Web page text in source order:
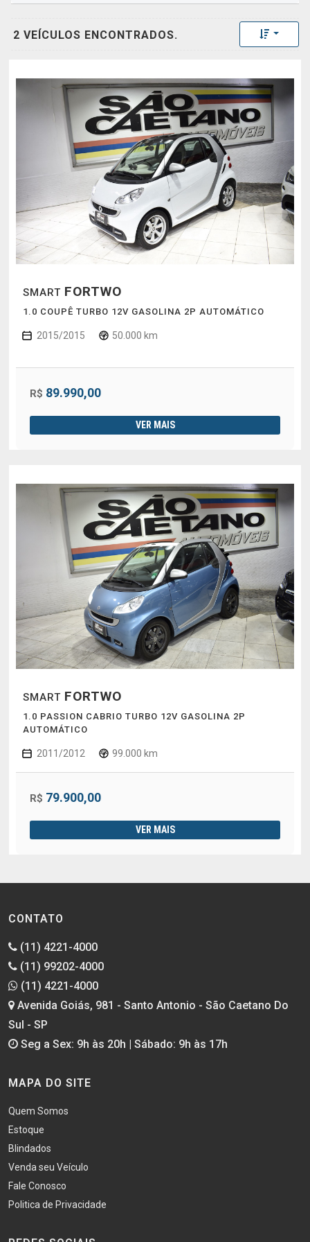
2 VEÍCULOS ENCONTRADOS. Toggle
SMART FORTWO
1.0 COUPÊ TURBO 12V GASOLINA 2P AUTOMÁTICO
2015/2015 50.000 km
R$ 89.990,00
VER MAIS
SMART FORTWO
1.0 PASSION CABRIO TURBO 12V GASOLINA 2P
AUTOMÁTICO
2011/2012 99.000 km
R$ 79.900,00
VER MAIS
CONTATO
(11) 4221-4000
(11) 99202-4000
(11) 4221-4000
Avenida Goiás, 981 - Santo Antonio - São Caetano Do
Sul - SP
Seg a Sex: 9h às 20h | Sábado: 9h às 17h
MAPA DO SITE
Quem Somos
Estoque
Blindados
Venda seu Veículo
Fale Conosco
Politica de Privacidade